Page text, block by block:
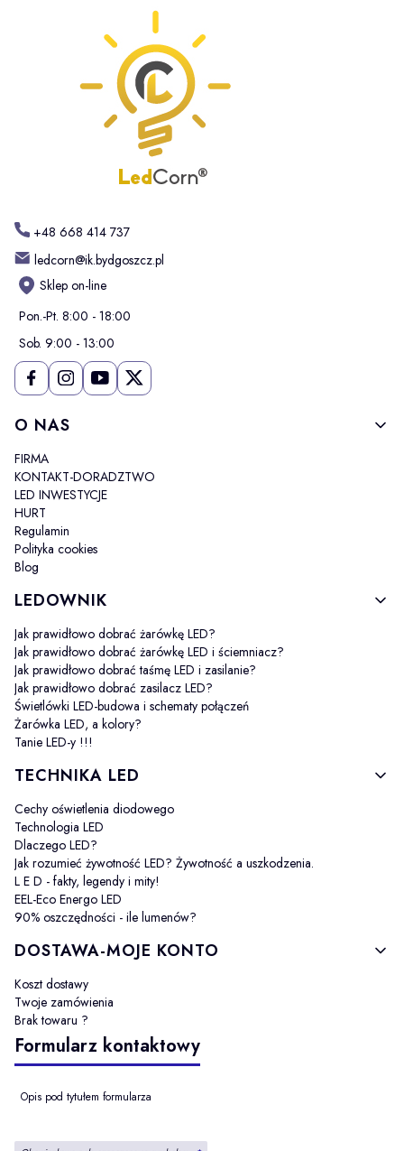
+48 668 414 737
ledcorn@ik.bydgoszcz.pl
Sklep on-line
Pon.-Pt. 8:00 - 18:00
Sob. 9:00 - 13:00
Linki w stopce
O NAS
FIRMA
KONTAKT-DORADZTWO
LED INWESTYCJE
HURT
Regulamin
Polityka cookies
Blog
LEDOWNIK
Jak prawidłowo dobrać żarówkę LED?
Jak prawidłowo dobrać żarówkę LED i ściemniacz?
Jak prawidłowo dobrać taśmę LED i zasilanie?
Jak prawidłowo dobrać zasilacz LED?
Świetlówki LED-budowa i schematy połączeń
Żarówka LED, a kolory?
Tanie LED-y !!!
TECHNIKA LED
Cechy oświetlenia diodowego
Technologia LED
Dlaczego LED?
Jak rozumieć żywotność LED? Żywotność a uszkodzenia.
L E D - fakty, legendy i mity!
EEL-Eco Energo LED
90% oszczędności - ile lumenów?
DOSTAWA-MOJE KONTO
Koszt dostawy
Twoje zamówienia
Brak towaru ?
Formularz kontaktowy
Opis pod tytułem formularza